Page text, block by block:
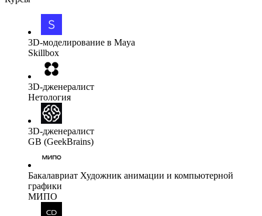
3D-моделирование в Maya
Skillbox
3D-дженералист
Нетология
3D-дженералист
GB (GeekBrains)
Бакалавриат Художник анимации и компьютерной
графики
МИПО